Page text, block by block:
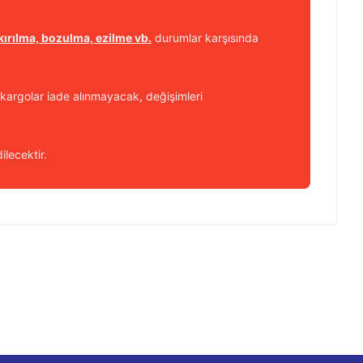
bozulma, ezilme vb. durumlar karşısında
iade alınmayacak, değişimleri